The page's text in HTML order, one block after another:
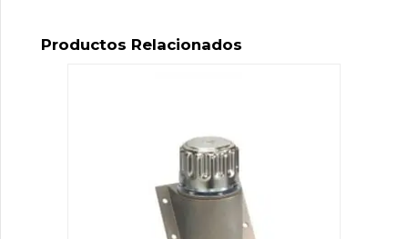
Productos Relacionados